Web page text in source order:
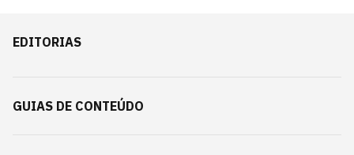
EDITORIAS
GUIAS DE CONTEÚDO